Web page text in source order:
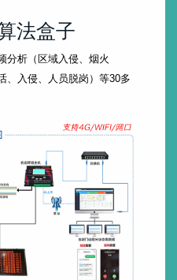
法盒子
分析（区域入侵、烟火
、入侵、人员脱岗）等30多